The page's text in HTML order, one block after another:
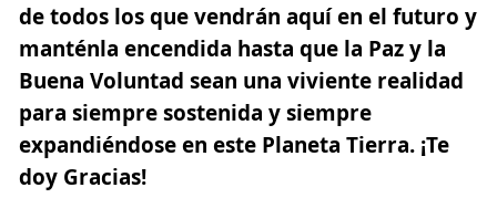
de todos los que vendrán aquí en el futuro y
manténla encendida hasta que la Paz y la
Buena Voluntad sean una viviente realidad
para siempre sostenida y siempre
expandiéndose en este Planeta Tierra. ¡Te
doy Gracias!